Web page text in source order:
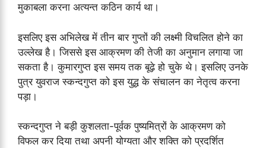
मुकाबला करना अत्यन्त कठिन कार्य था।
इसलिए इस अभिलेख में तीन बार गुप्तों की लक्ष्मी विचलित होने का
उल्लेख है। जिससे इस आक्रमण की तेजी का अनुमान लगाया जा
सकता है। कुमारगुप्त इस समय तक बूढ़े हो चुके थे। इसलिए उनके
पुत्र युवराज स्कन्दगुप्त को इस युद्ध के संचालन का नेतृत्व करना
पड़ा।
स्कन्दगुप्त ने बड़ी कुशलता-पूर्वक पुष्यमित्रों के आक्रमण को
विफल कर दिया तथा अपनी योग्यता और शक्ति को प्रदर्शित